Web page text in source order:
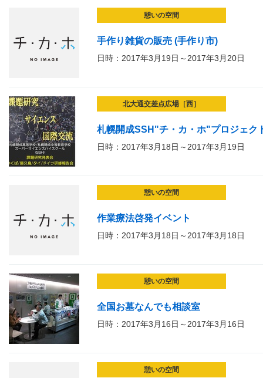
憩いの空間
手作り雑貨の販売 (手作り市)
日時：2017年3月19日～2017年3月20日
北大通交差点広場［西］
札幌開成SSH"チ・カ・ホ"プロジェク
日時：2017年3月18日～2017年3月19日
憩いの空間
作業療法啓発イベント
日時：2017年3月18日～2017年3月18日
憩いの空間
全国お墓なんでも相談室
日時：2017年3月16日～2017年3月16日
憩いの空間